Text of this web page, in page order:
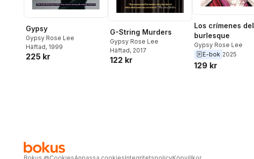
Gypsy
Gypsy Rose Lee
Häftad, 1999
225 kr
G-String Murders
Gypsy Rose Lee
Häftad, 2017
122 kr
Los crímenes del
burlesque
Gypsy Rose Lee
E-bok 2025
129 kr